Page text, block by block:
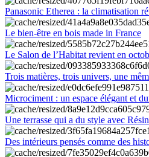
Panasonic Etherea : la climatisation
Le bien-être en bois made in France
Le Salon de l’Habitat revient en
Trois matières, trois univers, une
Microciment : un espace élégant et
Une terrasse qui a du style avec
Des intérieurs pensés comme des